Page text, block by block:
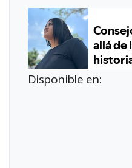
Disponible en: